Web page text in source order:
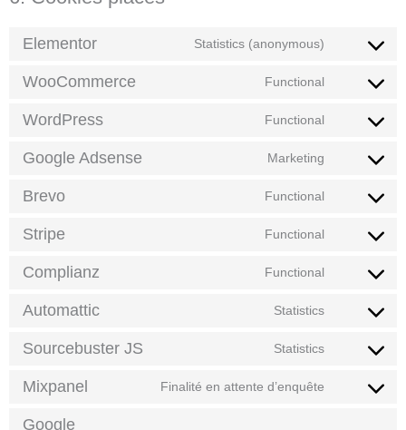
Elementor Statistics (anonymous)
WooCommerce Functional
WordPress Functional
Google Adsense Marketing
Brevo Functional
Stripe Functional
Complianz Functional
Automattic Statistics
Sourcebuster JS Statistics
Mixpanel Finalité en attente d’enquête
Google